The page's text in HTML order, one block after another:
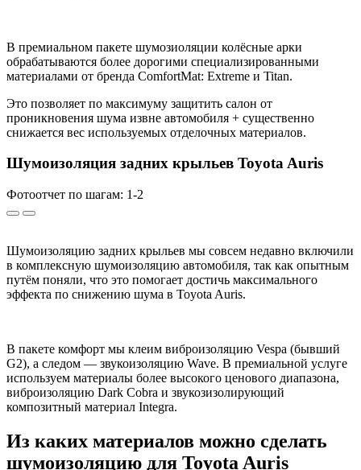
В премиальном пакете шумозиоляции колёсные арки
обрабатываются более дорогими специализированными
материалами от бренда ComfortMat: Extreme и Titan.
Это позволяет по максимуму защитить салон от
проникновения шума извне автомобиля + существенно
снижается вес используемых отделочных материалов.
Шумоизоляция задних крыльев Toyota Auris
Фотоотчет по шагам: 1-2
Шумоизоляцию задних крыльев мы совсем недавно включили
в комплексную шумоизоляцию автомобиля, так как опытным
путём поняли, что это помогает достичь максимального
эффекта по снижению шума в Toyota Auris.
В пакете комфорт мы клеим виброизоляцию Vespa (бывший
G2), а следом — звукоизоляцию Wave. В премиальной услуге
используем материалы более высокого ценового диапазона,
виброизоляцию Dark Cobra и звукозизолирующий
композитный материал Integra.
Из каких материалов можно сделать
шумоизоляцию для Toyota Auris